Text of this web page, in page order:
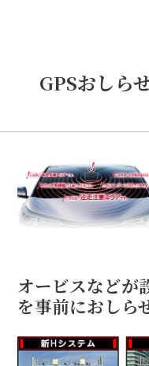
GPSおしら
オービスなどが
を事前におしら